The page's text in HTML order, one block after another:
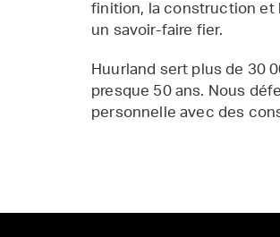
finition, la construction et
un savoir-faire fier.
Huurland sert plus de 30
presque 50 ans. Nous
personnelle avec des